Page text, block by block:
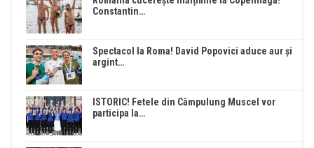
Constantin…
Spectacol la Roma! David Popovici aduce aur și
argint…
ISTORIC! Fetele din Câmpulung Muscel vor
participa la…